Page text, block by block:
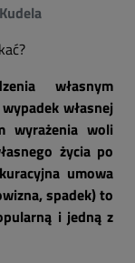
własnym
własnej
woli
życia po
umowa
spadek) to
i jedną z